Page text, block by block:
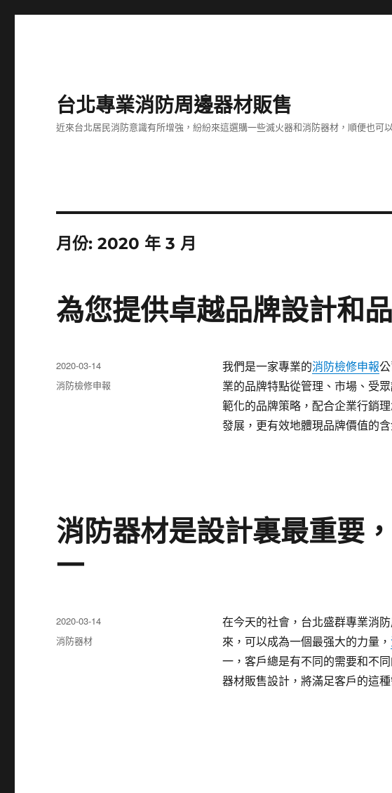
台北專業消防周邊器材販售
近來台北居民消防意識有所增強，紛紛來這選購一些滅火器和消防器材，順便也
月份:2020 年 3 月
為您提供卓越品牌設計和
我們是一家專業的消防檢修申報
業的品牌特點從管理、市場、受
範化的品牌策略，配合企業行銷
發展，更有效地體現品牌價值的
發
佈
日
2020-03-14
分
消防檢修申報
消防器材是設計裏最重要
一
在今天的社會，台北盛群專業消
來，可以成為一個最强大的力量，
一，客戶總是有不同的需要和不
器材販售設計，將滿足客戶的這種
發
佈
日
2020-03-14
分
消防器材